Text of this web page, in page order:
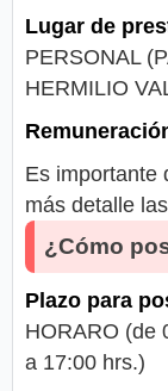
Lugar de
PERSONAL
HERMILIO
Es importante
más detalle
¿Cómo
Plazo para
HORARO (de
a 17:00 hrs.)